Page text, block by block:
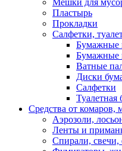
Пластырь
Прокладки
Салфетки,
Бумажные
Бумажные
Ватные
Диски
Салфетки
Туалетная
Средства от комаров,
Аэрозоли,
Ленты и
Спирали, свечи,